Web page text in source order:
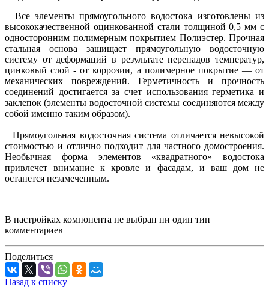
Все элементы прямоугольного водостока изготовлены из
высококачественной оцинкованной стали толщиной 0,5 мм с
односторонним полимерным покрытием Полиэстер. Прочная
стальная основа защищает прямоугольную водосточную
систему от деформаций в результате перепадов температур,
цинковый слой - от коррозии, а полимерное покрытие ― от
механических повреждений. Герметичность и прочность
соединений достигается за счет использования герметика и
заклепок (элементы водосточной системы соединяются между
собой именно таким образом).
Прямоугольная водосточная система отличается невысокой
стоимостью и отлично подходит для частного домостроения.
Необычная форма элементов «квадратного» водостока
привлечет внимание к кровле и фасадам, и ваш дом не
останется незамеченным.
В настройках компонента не выбран ни один тип
комментариев
Поделиться
Назад к списку